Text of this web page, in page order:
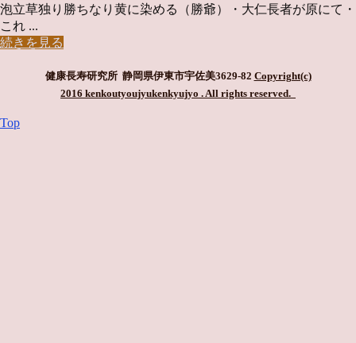
泡立草独り勝ちなり黄に染める（勝爺）・大仁長者が原にて・
これ ...
続きを見る
健康長寿研究所 静岡県伊東市宇佐美3629-82 Copyright(c)
2016 kenkoutyoujyukenkyujyo . All rights reserved.
Top